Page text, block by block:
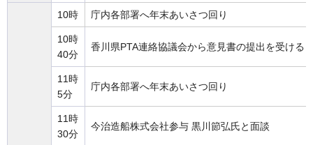
10時 庁内各部署へ年末あいさつ回り
10時
40分
香川県PTA連絡協議会から意見書の提出を受ける
11時
5分
庁内各部署へ年末あいさつ回り
11時
30分
今治造船株式会社参与 黒川節弘氏と面談